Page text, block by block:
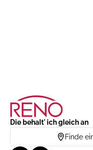
Die behalt' ich gleich an
Finde